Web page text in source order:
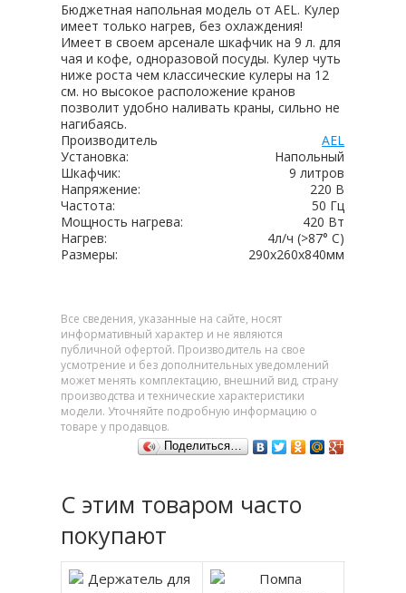
Бюджетная напольная модель от AEL. Кулер
имеет только нагрев, без охлаждения!
Имеет в своем арсенале шкафчик на 9 л. для
чая и кофе, одноразовой посуды. Кулер чуть
ниже роста чем классические кулеры на 12
см. но высокое расположение кранов
позволит удобно наливать краны, сильно не
нагибаясь.
Производитель
AEL
Установка:
Напольный
Шкафчик:
9 литров
Напряжение:
220 В
Частота:
50 Гц
Мощность нагрева:
420 Вт
Нагрев:
4л/ч (>87° С)
Размеры:
290х260х840мм
Все сведения, указанные на сайте, носят
информативный характер и не являются
публичной офертой. Производитель на свое
усмотрение и без дополнительных уведомлений
может менять комплектацию, внешний вид, страну
производства и технические характеристики
модели. Уточняйте подробную информацию о
товаре у продавцов.
Поделиться…
С этим товаром часто
покупают